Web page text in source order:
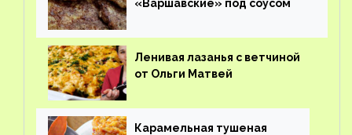
«Варшавские» под соусом
Ленивая лазанья с ветчиной
от Ольги Матвей
Карамельная тушеная